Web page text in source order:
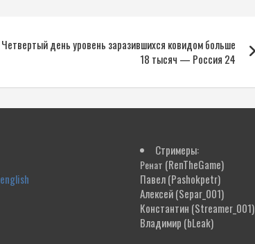
Четвертый день уровень заразившихся ковидом больше
18 тысяч — Россия 24
english
Стримеры:
Ренат (RenTheGame)
Павел(Pashokpetr)
Алексей(Separ_001)
Константин (Streamer_001)
Владимир (bLeak)